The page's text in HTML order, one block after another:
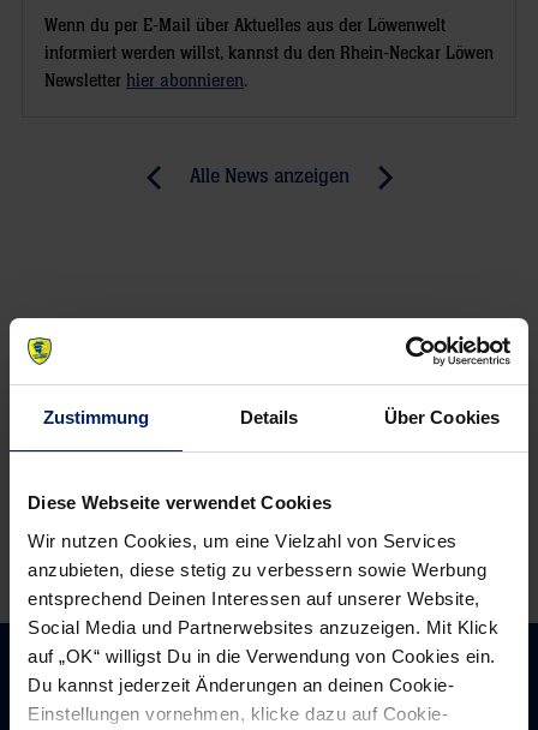
Zustimmung Details Über Cookies
Diese Webseite verwendet Cookies
Wir nutzen Cookies, um eine Vielzahl von Services
anzubieten, diese stetig zu verbessern sowie Werbung
entsprechend Deinen Interessen auf unserer Website,
Social Media und Partnerwebsites anzuzeigen. Mit Klick
auf „OK“ willigst Du in die Verwendung von Cookies ein.
Du kannst jederzeit Änderungen an deinen Cookie-
Einstellungen vornehmen, klicke dazu auf Cookie-
Wenn du per E-Mail über Aktuelles aus der Löwenwelt
informiert werden willst, kannst du den Rhein-Neckar Löwen
Newsletter hier abonnieren.
–
mit
Niederlage
Alle News anzeigen
Schwedens
des